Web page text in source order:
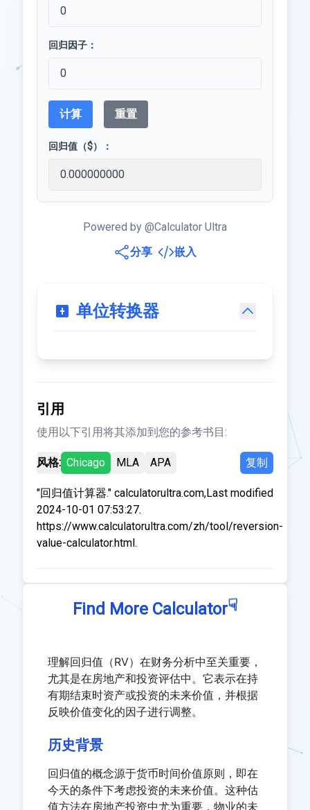
回归因子：
计算 重置
回归值（$）：
Powered by @Calculator Ultra
分享
嵌入
单位转换器
引用
使用以下引用将其添加到您的参考书目:
风格: Chicago MLA APA 复制
"回归值计算器." calculatorultra.com,Last modified
2024-10-01 07:53:27.
https://www.calculatorultra.com/zh/tool/reversion-
value-calculator.html.
Find More Calculator☟
理解回归值（RV）在财务分析中至关重要，
尤其是在房地产和投资评估中。它表示在持
有期结束时资产或投资的未来价值，并根据
反映价值变化的因子进行调整。
历史背景
回归值的概念源于货币时间价值原则，即在
今天的条件下考虑投资的未来价值。这种估
值方法在房地产投资中尤为重要，物业的未